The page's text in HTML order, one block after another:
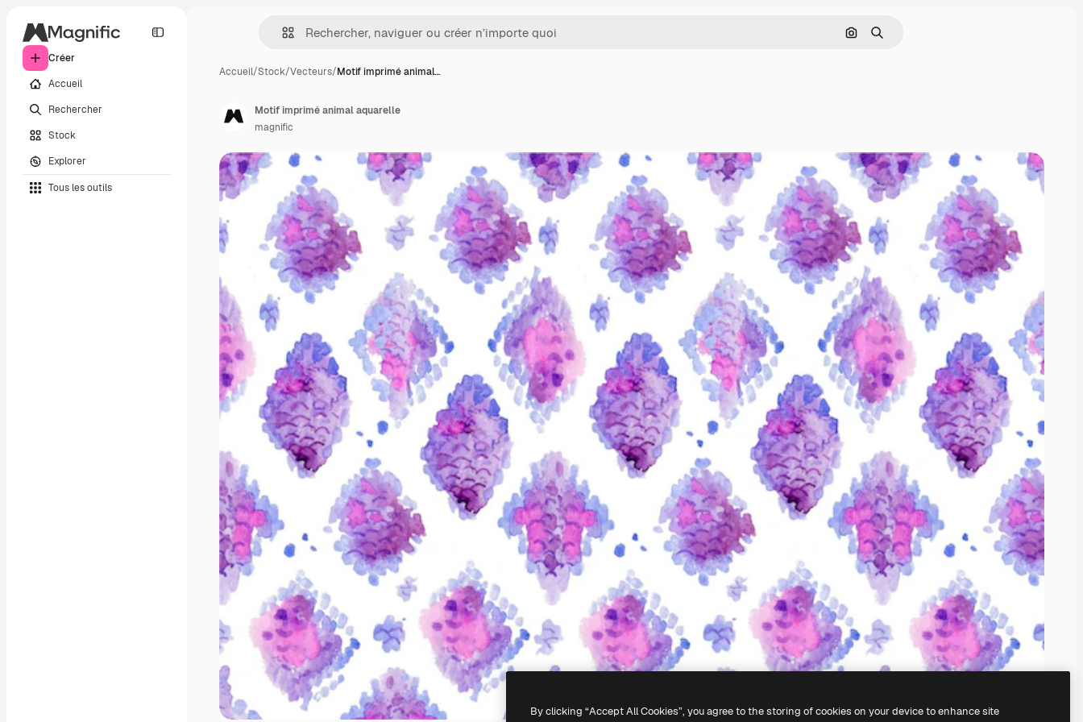
Créer
Accueil
Rechercher
Stock
Explorer
Tous les outils
Rechercher par image
Rechercher
Accueil/Stock/Vecteurs/Motif imprimé animal…
Motif imprimé animal aquarelle
magnific
By clicking “Accept All Cookies”, you agree to the storing of cookies on your device to enhance site